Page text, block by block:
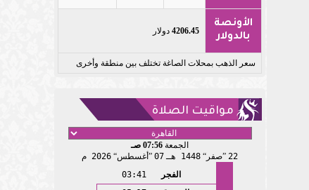
الأونصة
بالدولار
4206.45 دولار
سعر الذهب بمحلات الصاغة تختلف بين منطقة وأخرى
مواقيت الصلاة
الجمعة 07:56 صـ
22 صفر 1448 هـ 07 أغسطس 2026 م
الفجر
03:41